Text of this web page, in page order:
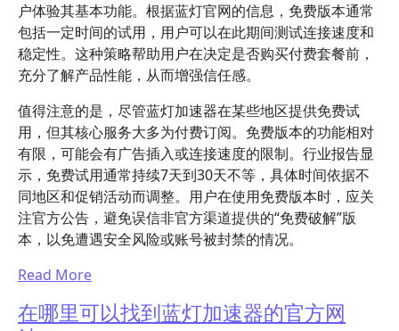
户体验其基本功能。根据蓝灯官网的信息，免费版本通常
包括一定时间的试用，用户可以在此期间测试连接速度和
稳定性。这种策略帮助用户在决定是否购买付费套餐前，
充分了解产品性能，从而增强信任感。
值得注意的是，尽管蓝灯加速器在某些地区提供免费试
用，但其核心服务大多为付费订阅。免费版本的功能相对
有限，可能会有广告插入或连接速度的限制。行业报告显
示，免费试用通常持续7天到30天不等，具体时间依据不
同地区和促销活动而调整。用户在使用免费版本时，应关
注官方公告，避免误信非官方渠道提供的“免费破解”版
本，以免遭遇安全风险或账号被封禁的情况。
Read More
在哪里可以找到蓝灯加速器的官方网